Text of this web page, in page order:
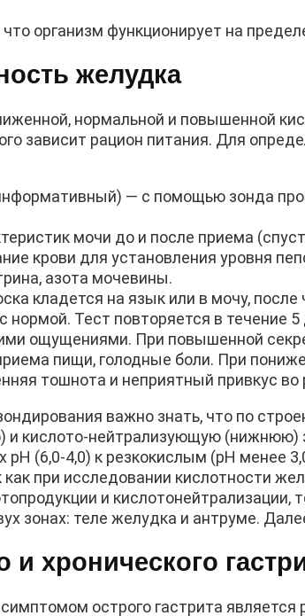
организм функционирует на
желудка
нормальной и повышенной
зависит рацион питания. Для
— с помощью зонда
мочи до и после приема
крови для установления уровня
азота мочевины.
кладется на язык или в мочу,
нормой. Тест повторяется в течение
ощущениями. При повышенной
пищи, голодные боли. При
тошнота и неприятный привкус во
важно знать, что по
кислото-нейтрализующую (нижнюю)
pH (6,0-4,0) к резкокислым (pH
при исследовании кислотности
и
зонах: теле желудка и антруме.
хронического
острого гастрита является